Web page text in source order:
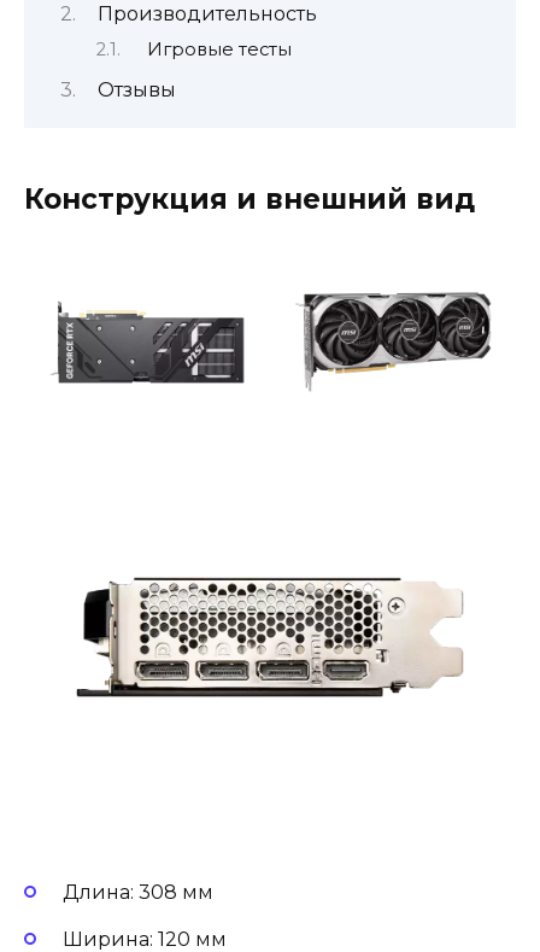
Производительность
Игровые тесты
Отзывы
Конструкция и внешний вид
Длина: 308 мм
Ширина: 120 мм